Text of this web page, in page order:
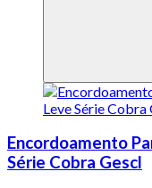
Encordoamento
Série Cobra Gescl